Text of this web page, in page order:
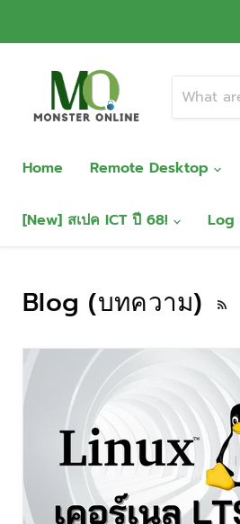
Home
Remote Desktop
[New] สเปค ICT ปี 68! Log
Blog (บทความ) RSS